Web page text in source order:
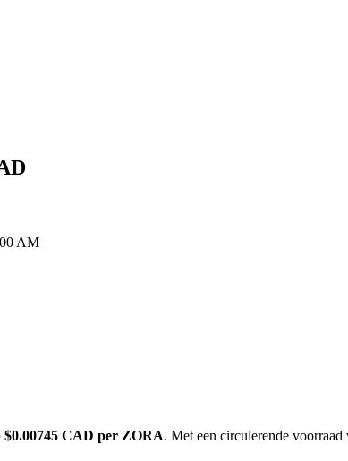
AM
$0.00745 CAD per ZORA. Met een circulerende